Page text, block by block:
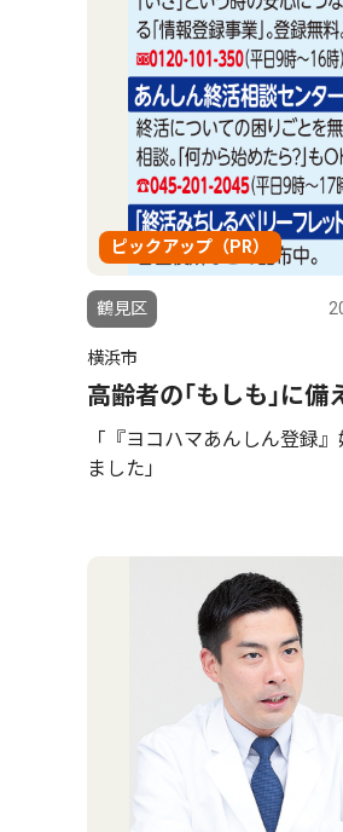
ピックアップ（PR）
鶴見区
横浜市
高齢者の｢もしも｣に備
「『ヨコハマあんしん登録』
ました」